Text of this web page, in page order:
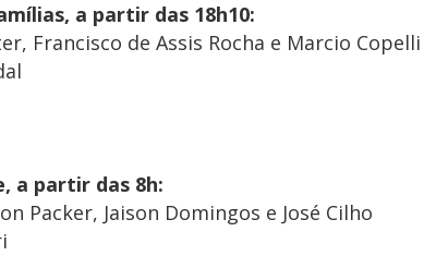
a partir das 18h10:
Francisco de Assis Rocha e Marcio Copelli
a partir das 8h:
Packer, Jaison Domingos e José Cilho